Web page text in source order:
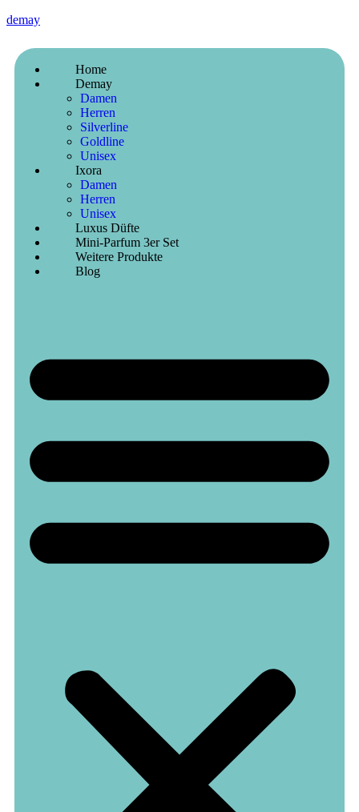
demay
Home
Demay
Damen
Herren
Silverline
Goldline
Unisex
Ixora
Damen
Herren
Unisex
Luxus Düfte
Mini-Parfum 3er Set
Weitere Produkte
Blog